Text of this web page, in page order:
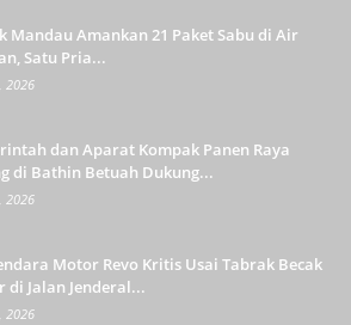
Mandau Amankan 21 Paket Sabu di Air
Satu Pria...
2026
dan Aparat Kompak Panen Raya
di Bathin Betuah Dukung...
2026
Motor Revo Kritis Usai Tabrak Becak
di Jalan Jenderal...
2026